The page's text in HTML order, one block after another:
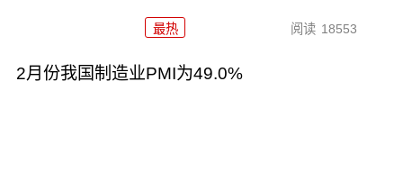
最热 阅读 18553
2月份我国制造业PMI为49.0%